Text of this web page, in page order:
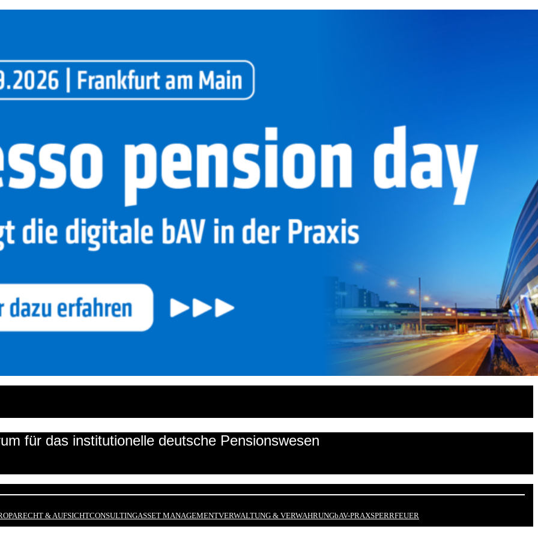
für das institutionelle deutsche Pensionswesen
RECHT & AUFSICHTCONSULTINGASSET MANAGEMENTVERWALTUNG & VERWAHRUNGbAV-PRAXSPERRFEUER